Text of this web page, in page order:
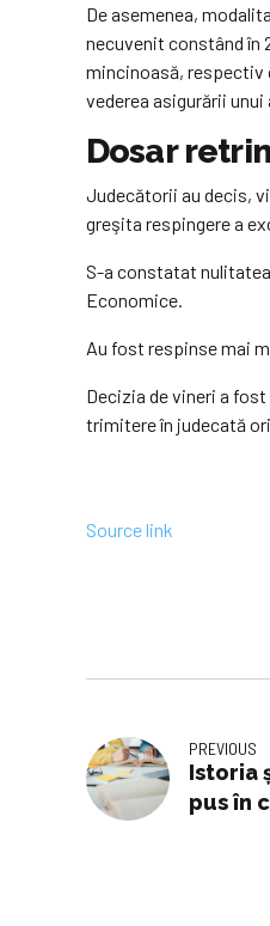
De asemenea,
necuvenit constând în
mincinoasă, respectiv
vederea asigurării
Dosar
Judecătorii au decis,
greşita respingere a
S-a constatat
Economice.
Au fost respinse mai
Decizia de vineri a
trimitere în judecată
Source link
PREVIOUS
Istoria
pus în